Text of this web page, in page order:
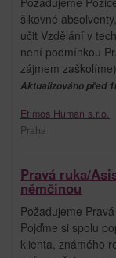
šikovné
učit Vzdělání v
není podmínkou
zájmem
Aktualizováno před
Etimos Human s.r.o.
Praha
Pravá ruka/
němčinou
Požadujeme
Pojďme si spolu
klienta, známého